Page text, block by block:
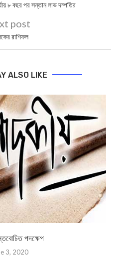
৮ বছর পর সন্তান লাভ দম্পতির
post
রাশিফল
ALSO LIKE
পদক্ষেপ
3, 2020